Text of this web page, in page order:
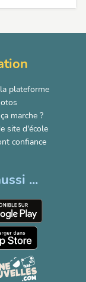
plateforme
marche ?
site d'école
confiance
...